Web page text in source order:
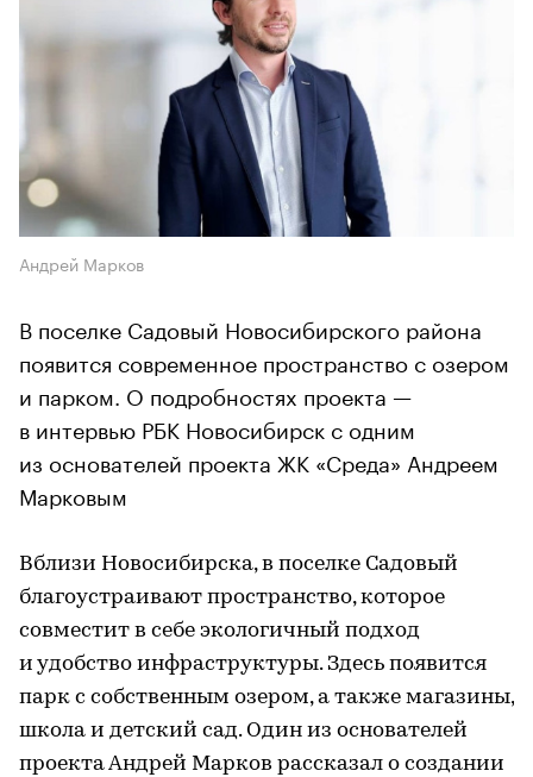
Андрей Марков
В поселке Садовый Новосибирского района
появится современное пространство с озером
и парком. О подробностях проекта —
в интервью РБК Новосибирск с одним
из основателей проекта ЖК «Среда» Андреем
Марковым
Вблизи Новосибирска, в поселке Садовый
благоустраивают пространство, которое
совместит в себе экологичный подход
и удобство инфраструктуры. Здесь появится
парк с собственным озером, а также магазины,
школа и детский сад. Один из основателей
проекта Андрей Марков рассказал о создании